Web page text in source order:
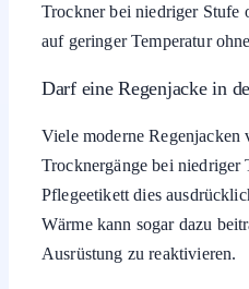
Trockner bei niedriger Stufe
auf geringer Temperatur
Darf eine Regenjacke in
Viele moderne Regenjacken
Trocknergänge bei niedriger
Pflegeetikett dies
Wärme kann sogar dazu
Ausrüstung zu reaktivieren.